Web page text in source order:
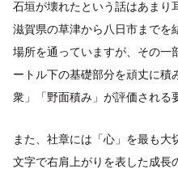
石垣が壊れたという話はあまり
滋賀県の草津から八日市までを
場所を通っていますが、その一
ートル下の基礎部分を頑丈に積
衆」「野面積み」が評価される
また、社章には「心」を最も
文字で右肩上がりを表した成長